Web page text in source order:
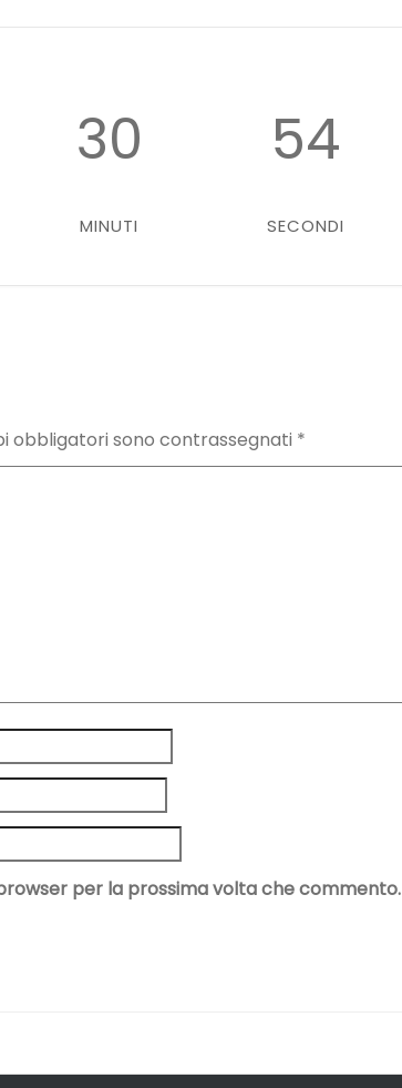
30
MINUTI
54
SECONDI
obbligatori sono contrassegnati *
per la prossima volta che commento.